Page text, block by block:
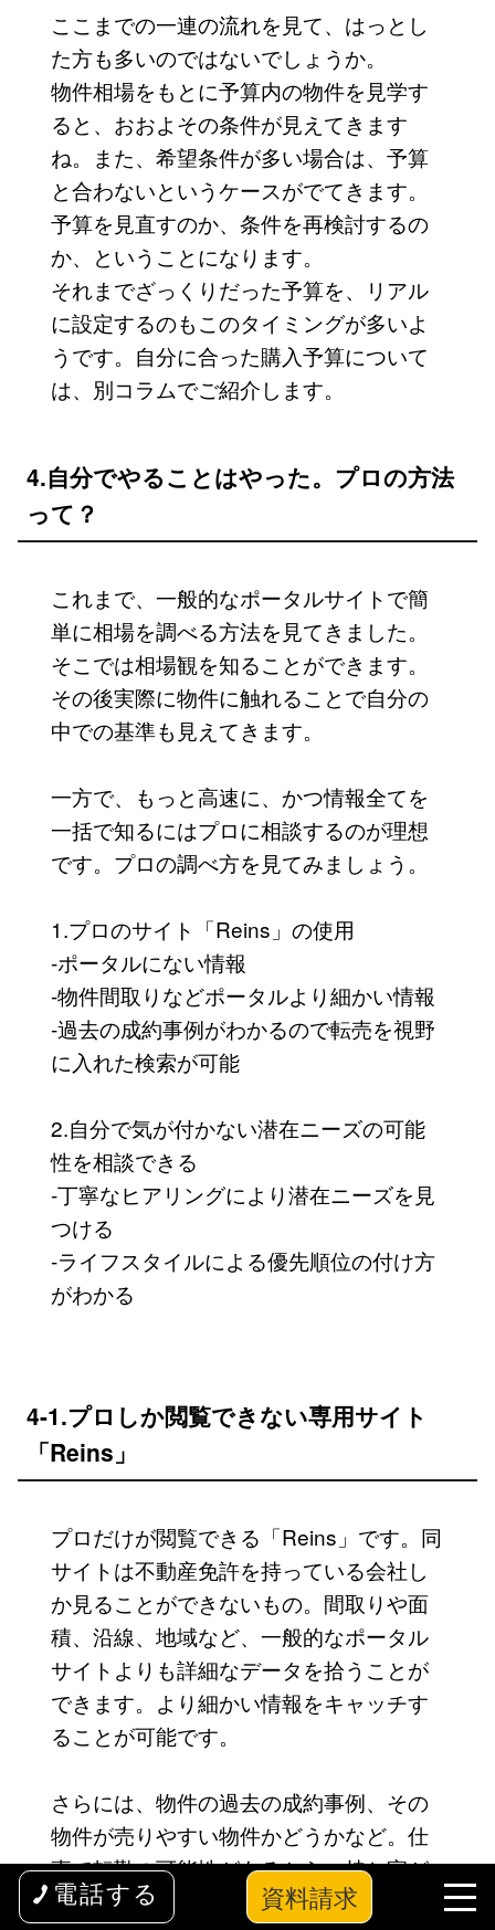
電話する 資料請求
ここまでの一連の流れを見て、はっとし
た方も多いのではないでしょうか。
物件相場をもとに予算内の物件を見学す
ると、おおよその条件が見えてきます
ね。また、希望条件が多い場合は、予算
と合わないというケースがでてきます。
予算を見直すのか、条件を再検討するの
か、ということになります。
それまでざっくりだった予算を、リアル
に設定するのもこのタイミングが多いよ
うです。自分に合った購入予算について
は、別コラムでご紹介します。
4.自分でやることはやった。プロの方法
って？
これまで、一般的なポータルサイトで簡
単に相場を調べる方法を見てきました。
そこでは相場観を知ることができます。
その後実際に物件に触れることで自分の
中での基準も見えてきます。
一方で、もっと高速に、かつ情報全てを
一括で知るにはプロに相談するのが理想
です。プロの調べ方を見てみましょう。
1.プロのサイト「Reins」の使用
-ポータルにない情報
-物件間取りなどポータルより細かい情報
-過去の成約事例がわかるので転売を視野
に入れた検索が可能
2.自分で気が付かない潜在ニーズの可能
性を相談できる
-丁寧なヒアリングにより潜在ニーズを見
つける
-ライフスタイルによる優先順位の付け方
がわかる
4-1.プロしか閲覧できない専用サイト
「Reins」
プロだけが閲覧できる「Reins」です。同
サイトは不動産免許を持っている会社し
か見ることができないもの。間取りや面
積、沿線、地域など、一般的なポータル
サイトよりも詳細なデータを拾うことが
できます。より細かい情報をキャッチす
ることが可能です。
さらには、物件の過去の成約事例、その
物件が売りやすい物件かどうかなど。仕
事で転勤の可能性があるから、持ち家が
欲しいけど踏み切れずに賃貸に住んでい